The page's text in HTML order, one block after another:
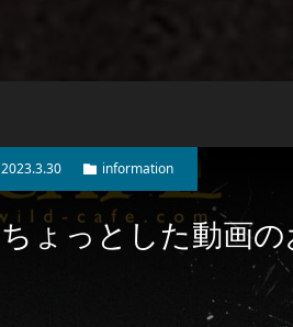
2023.3.30 information
ちょっとした動画